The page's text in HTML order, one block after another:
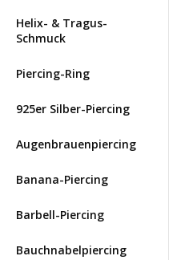
Helix- & Tragus-
Schmuck
Piercing-Ring
925er Silber-Piercing
Augenbrauenpiercing
Banana-Piercing
Barbell-Piercing
Bauchnabelpiercing